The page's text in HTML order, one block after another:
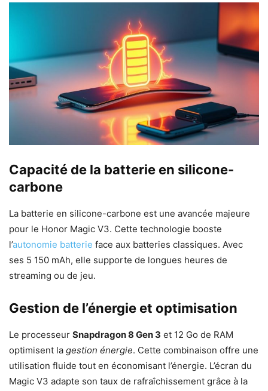
Capacité de la batterie en silicone-
carbone
La batterie en silicone-carbone est une avancée majeure
pour le Honor Magic V3. Cette technologie booste
l’autonomie batterie face aux batteries classiques. Avec
ses 5 150 mAh, elle supporte de longues heures de
streaming ou de jeu.
Gestion de l’énergie et optimisation
Le processeur Snapdragon 8 Gen 3 et 12 Go de RAM
optimisent la gestion énergie. Cette combinaison offre une
utilisation fluide tout en économisant l’énergie. L’écran du
Magic V3 adapte son taux de rafraîchissement grâce à la